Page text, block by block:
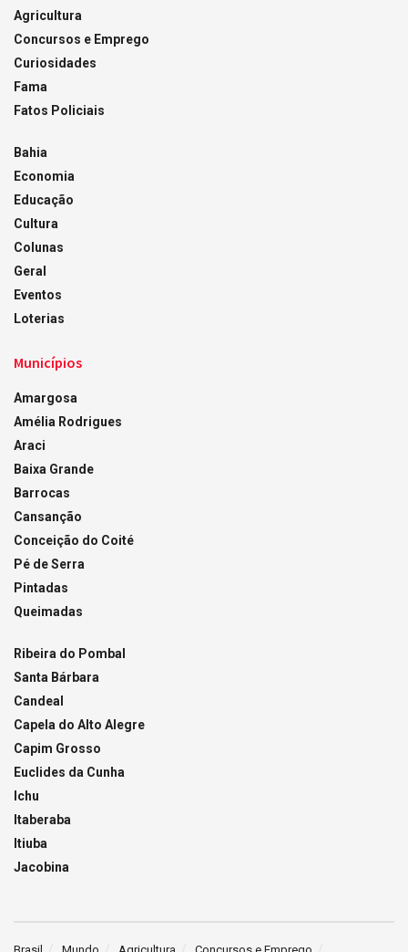
Agricultura
Concursos e Emprego
Curiosidades
Fama
Fatos Policiais
Bahia
Economia
Educação
Cultura
Colunas
Geral
Eventos
Loterias
Municípios
Amargosa
Amélia Rodrigues
Araci
Baixa Grande
Barrocas
Cansanção
Conceição do Coité
Pé de Serra
Pintadas
Queimadas
Ribeira do Pombal
Santa Bárbara
Candeal
Capela do Alto Alegre
Capim Grosso
Euclides da Cunha
Ichu
Itaberaba
Itiuba
Jacobina